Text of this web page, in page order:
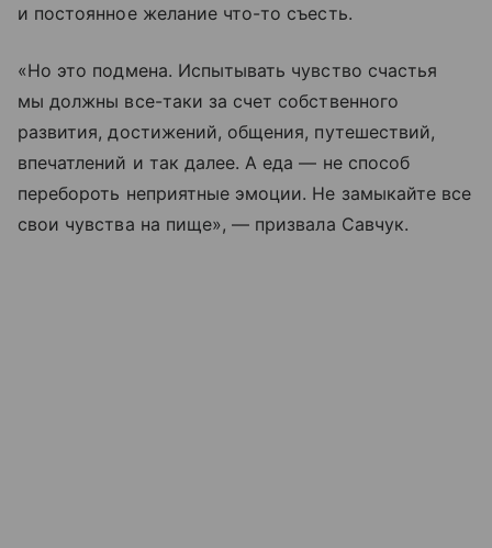
и постоянное желание что-то съесть.
«Но это подмена. Испытывать чувство счастья
мы должны все-таки за счет собственного
развития, достижений, общения, путешествий,
впечатлений и так далее. А еда — не способ
перебороть неприятные эмоции. Не замыкайте все
свои чувства на пище», — призвала Савчук.